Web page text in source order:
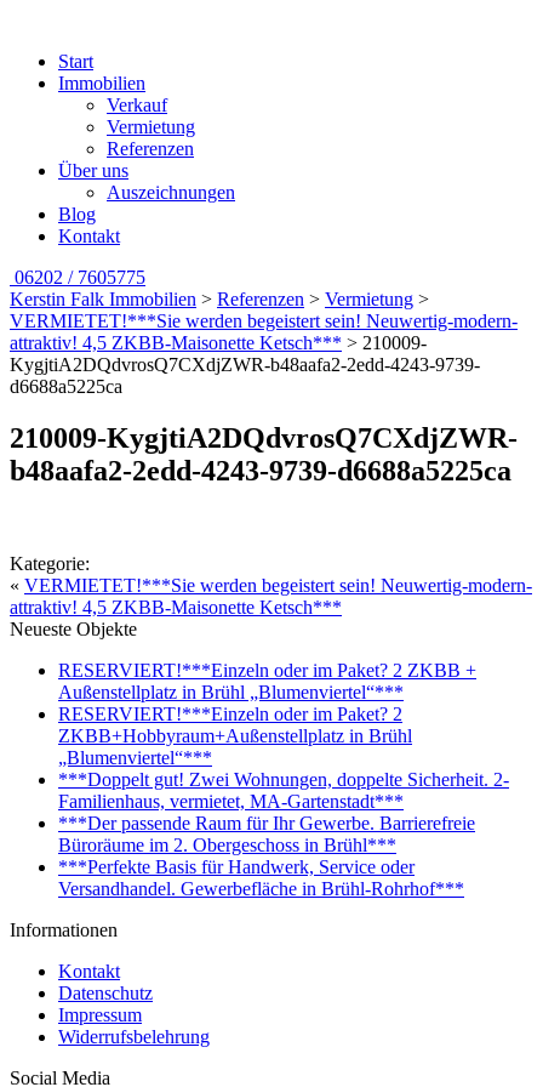
Start
Immobilien
Verkauf
Vermietung
Referenzen
Über uns
Auszeichnungen
Blog
Kontakt
06202 / 7605775
Kerstin Falk Immobilien > Referenzen > Vermietung >
VERMIETET!***Sie werden begeistert sein! Neuwertig-modern-
attraktiv! 4,5 ZKBB-Maisonette Ketsch*** > 210009-
KygjtiA2DQdvrosQ7CXdjZWR-b48aafa2-2edd-4243-9739-
d6688a5225ca
210009-KygjtiA2DQdvrosQ7CXdjZWR-
b48aafa2-2edd-4243-9739-d6688a5225ca
Kategorie:
« VERMIETET!***Sie werden begeistert sein! Neuwertig-modern-
attraktiv! 4,5 ZKBB-Maisonette Ketsch***
Neueste Objekte
RESERVIERT!***Einzeln oder im Paket? 2 ZKBB +
Außenstellplatz in Brühl „Blumenviertel“***
RESERVIERT!***Einzeln oder im Paket? 2
ZKBB+Hobbyraum+Außenstellplatz in Brühl
„Blumenviertel“***
***Doppelt gut! Zwei Wohnungen, doppelte Sicherheit. 2-
Familienhaus, vermietet, MA-Gartenstadt***
***Der passende Raum für Ihr Gewerbe. Barrierefreie
Büroräume im 2. Obergeschoss in Brühl***
***Perfekte Basis für Handwerk, Service oder
Versandhandel. Gewerbefläche in Brühl-Rohrhof***
Informationen
Kontakt
Datenschutz
Impressum
Widerrufsbelehrung
Social Media